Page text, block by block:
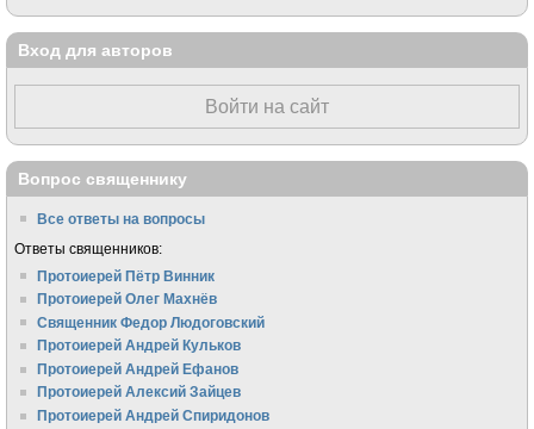
Вход для авторов
Войти на сайт
Вопрос священнику
Все ответы на вопросы
Ответы священников:
Протоиерей Пётр Винник
Протоиерей Олег Махнёв
Священник Федор Людоговский
Протоиерей Андрей Кульков
Протоиерей Андрей Ефанов
Протоиерей Алексий Зайцев
Протоиерей Андрей Спиридонов